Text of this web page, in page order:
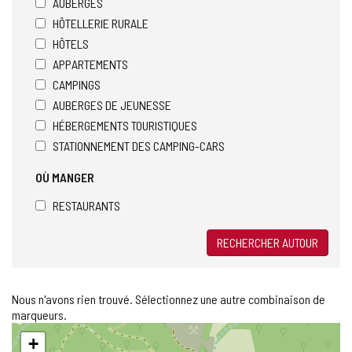
HÔTELLERIE RURALE
HÔTELS
APPARTEMENTS
CAMPINGS
AUBERGES DE JEUNESSE
HÉBERGEMENTS TOURISTIQUES
STATIONNEMENT DES CAMPING-CARS
OÙ MANGER
RESTAURANTS
RECHERCHER AUTOUR
Nous n'avons rien trouvé. Sélectionnez une autre combinaison de
marqueurs.
Sauter
la
+